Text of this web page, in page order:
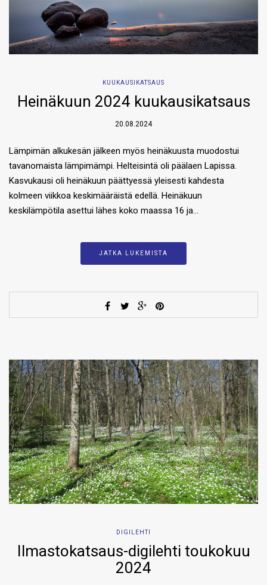
KUUKAUSIKATSAUS
Heinäkuun 2024 kuukausikatsaus
20.08.2024
Lämpimän alkukesän jälkeen myös heinäkuusta muodostui
tavanomaista lämpimämpi. Helteisintä oli päälaen Lapissa.
Kasvukausi oli heinäkuun päättyessä yleisesti kahdesta
kolmeen viikkoa keskimääräistä edellä. Heinäkuun
keskilämpötila asettui lähes koko maassa 16 ja…
JATKA LUKEMISTA
DIGILEHTI
Ilmastokatsaus-digilehti toukokuu
2024